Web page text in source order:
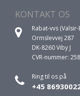
KONTAKT OS
Rabat-vvs (Valsir-
Ormslevvej 287
DK-8260 Viby J
CVR-nummer:
Ring til os på
+45